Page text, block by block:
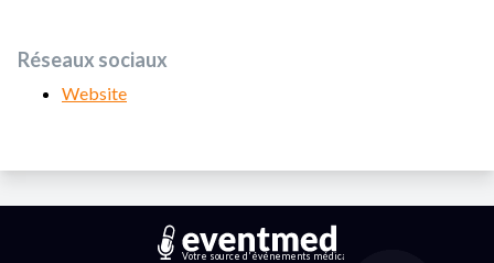
Réseaux sociaux
Website
Votre source d'événements médicaux